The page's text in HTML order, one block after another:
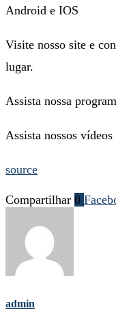
Android e IOS
Visite nosso site e
lugar.
Assista nossa
Assista nossos
source
Compartilhar 0
admin